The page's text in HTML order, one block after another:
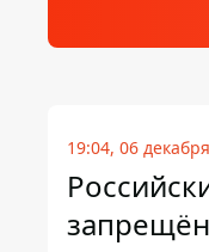
19:04, 06